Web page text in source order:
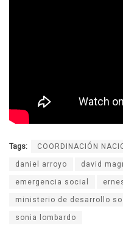
Tags: COORDINACIÓN
daniel arroyo david
emergencia social
ministerio de desarrollo
sonia lombardo